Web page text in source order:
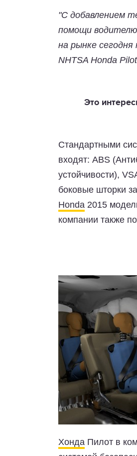
"С добавлением
помощи водителю
на рынке
NHTSA Honda
Это
Стандартными
входят: ABS
устойчивости),
боковые шторки
Honda 2015
компании также
Хонда Пилот в